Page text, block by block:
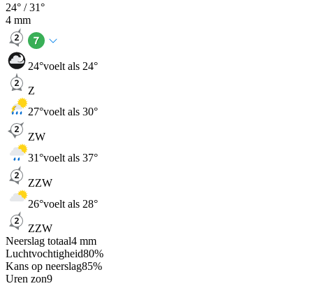
24° /31°
4 mm
24°voelt als 24°
Z
27°voelt als 30°
ZW
31°voelt als 37°
ZZW
26°voelt als 28°
ZZW
Neerslag totaal4 mm
Luchtvochtigheid80%
Kans op neerslag85%
Uren zon9